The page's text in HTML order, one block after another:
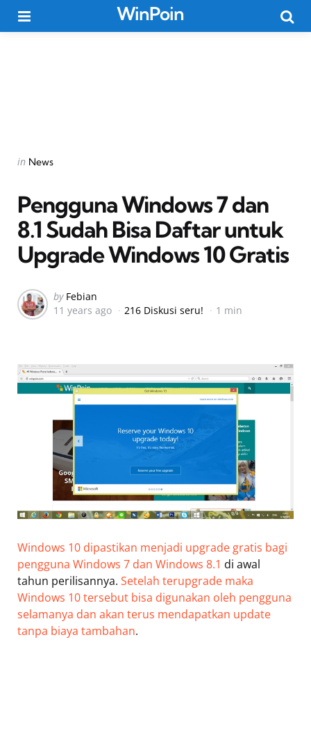
WinPoin
Categories
Posted
in News
Pengguna Windows 7 dan
8.1 Sudah Bisa Daftar untuk
Upgrade Windows 10 Gratis
Posted
by
by Febian
11 years ago
216 Diskusi seru! 1 min
Windows 10 dipastikan menjadi upgrade gratis bagi
pengguna Windows 7 dan Windows 8.1 di awal
tahun perilisannya. Setelah terupgrade maka
Windows 10 tersebut bisa digunakan oleh pengguna
selamanya dan akan terus mendapatkan update
tanpa biaya tambahan.